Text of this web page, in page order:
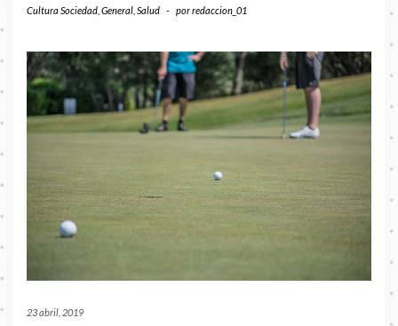
Cultura Sociedad General Salud - porredaccion_01
23 abril, 2019